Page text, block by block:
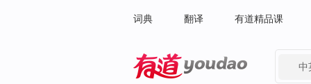
词典 翻译 有道精品课
中